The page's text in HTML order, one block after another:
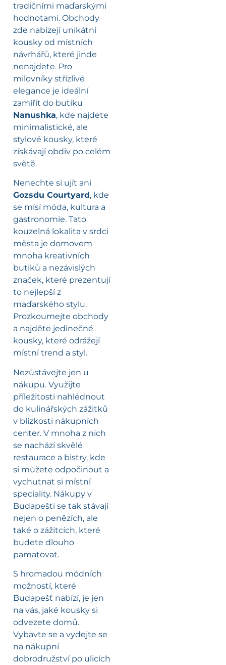
tradičními maďarskými
hodnotami. Obchody
zde nabízejí unikátní
kousky od místních
návrhářů, které jinde
nenajdete. Pro
milovníky střízlivé
elegance je ideální
zamířit do butiku
Nanushka, kde najdete
minimalistické, ale
stylové kousky, které
získávají obdiv po celém
světě.
Nenechte si ujít ani
Gozsdu Courtyard, kde
se mísí móda, kultura a
gastronomie. Tato
kouzelná lokalita v srdci
města je domovem
mnoha kreativních
butiků a nezávislých
značek, které prezentují
to nejlepší z
maďarského stylu.
Prozkoumejte obchody
a najděte jedinečné
kousky, které odrážejí
místní trend a styl.
Nezůstávejte jen u
nákupu. Využijte
příležitosti nahlédnout
do kulinářských zážitků
v blízkosti nákupních
center. V mnoha z nich
se nachází skvělé
restaurace a bistry, kde
si můžete odpočinout a
vychutnat si místní
speciality. Nákupy v
Budapešti se tak stávají
nejen o penězích, ale
také o zážitcích, které
budete dlouho
pamatovat.
S hromadou módních
možností, které
Budapešť nabízí, je jen
na vás, jaké kousky si
odvezete domů.
Vybavte se a vydejte se
na nákupní
dobrodružství po ulicích